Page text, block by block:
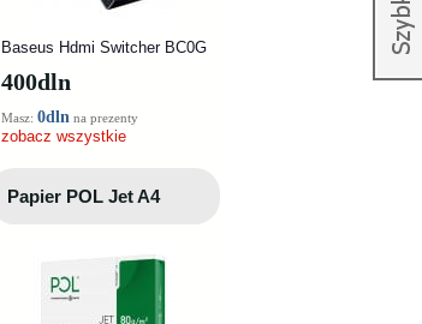
Baseus Hdmi Switcher BC0G
400dln
Masz: 0dln na prezenty
zobacz wszystkie
Papier POL Jet A4